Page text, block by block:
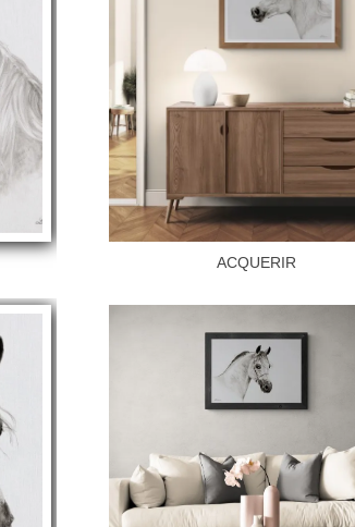
ACQUERIR